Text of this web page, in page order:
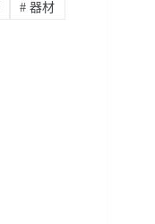
# 器材